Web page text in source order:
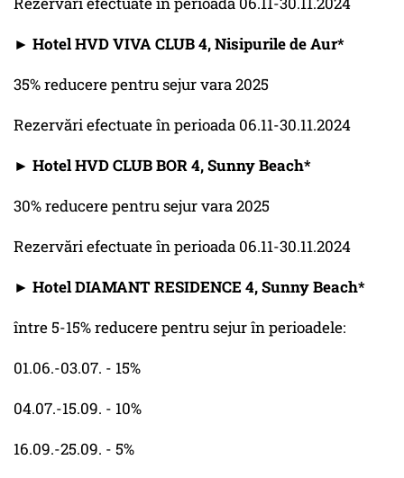
► Hotel HVD VIVA CLUB 4, Nisipurile de Aur*
35% reducere pentru sejur vara 2025
Rezervări efectuate în perioada 06.11-30.11.2024
► Hotel HVD CLUB BOR 4, Sunny Beach*
30% reducere pentru sejur vara 2025
Rezervări efectuate în perioada 06.11-30.11.2024
► Hotel DIAMANT RESIDENCE 4, Sunny Beach*
între 5-15% reducere pentru sejur în perioadele:
01.06.-03.07. - 15%
04.07.-15.09. - 10%
16.09.-25.09. - 5%